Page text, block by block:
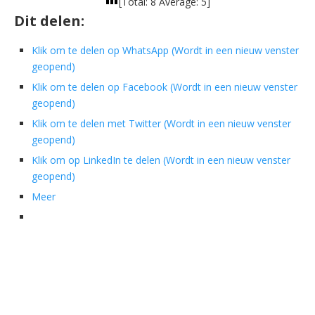
Dit delen:
Klik om te delen op WhatsApp (Wordt in een nieuw venster
geopend)
Klik om te delen op Facebook (Wordt in een nieuw venster
geopend)
Klik om te delen met Twitter (Wordt in een nieuw venster
geopend)
Klik om op LinkedIn te delen (Wordt in een nieuw venster
geopend)
Meer